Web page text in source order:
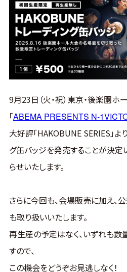
ス
リ
ン
グ・
ノ
ア
式
サ
9月23日（火・祝）東京・後楽園ホ
「ABEMA PRESENTS N-
大好評「HAKOBUNE SERIES」よ
グ缶バッジを発売することが決定
らせいたします。
さらに今回も、会場販売に加え、
も取り扱いいたします。
再生産の予定はなく、いずれも数
すので、
この機会をどうぞお見逃しなく！